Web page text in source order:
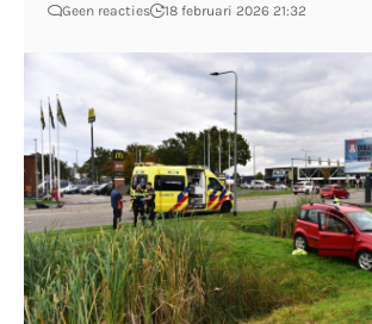
Geen reacties 18 februari 2026 21:32